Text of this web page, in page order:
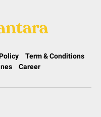
Term & Conditions
Career